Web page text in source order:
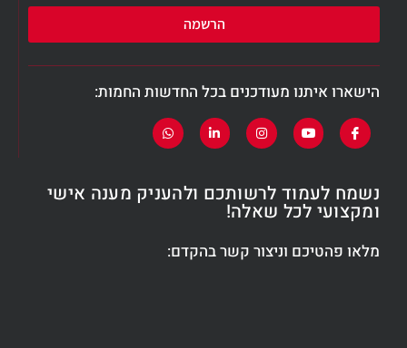
הרשמה
הישארו איתנו מעודכנים בכל החדשות החמות:
נשמח לעמוד לרשותכם ולהעניק מענה אישי
ומקצועי לכל שאלה!
מלאו פהטיכם וניצור קשר בהקדם: